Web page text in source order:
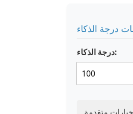
درجة الذكاء
درجة الذكاء: